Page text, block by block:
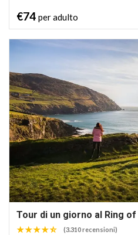
€74 per adulto
Tour di un giorno al Ring
(3.310 recensioni)